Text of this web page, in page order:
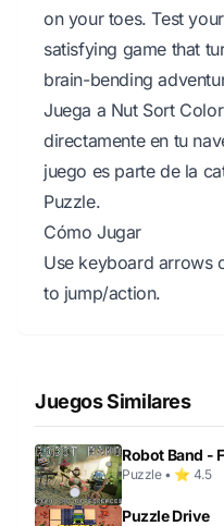
on your toes. Test
satisfying game that
brain-bending
Juega a Nut Sort
directamente en tu
juego es parte de la
Puzzle.
Cómo Jugar
Use keyboard arrows
to jump/action.
Juegos Similares
Robot Band -
Puzzle • ⭐ 4.5
Puzzle Drive